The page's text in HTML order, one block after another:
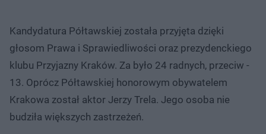
Kandydatura Półtawskiej została przyjęta dzięki
głosom Prawa i Sprawiedliwości oraz prezydenckiego
klubu Przyjazny Kraków. Za było 24 radnych, przeciw -
13. Oprócz Półtawskiej honorowym obywatelem
Krakowa został aktor Jerzy Trela. Jego osoba nie
budziła większych zastrzeżeń.